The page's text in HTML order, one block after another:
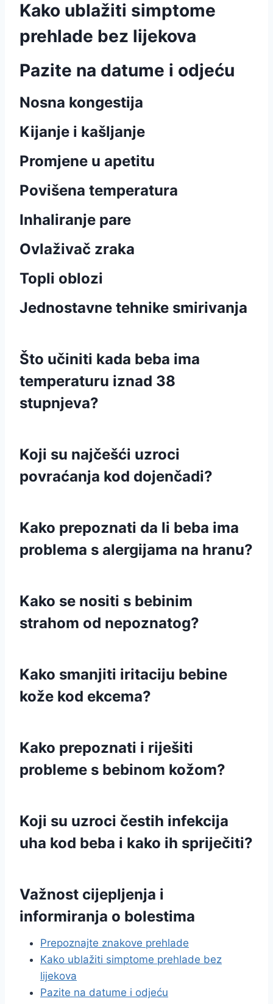
Kako ublažiti simptome
prehlade bez lijekova
Pazite na datume i odjeću
Nosna kongestija
Kijanje i kašljanje
Promjene u apetitu
Povišena temperatura
Inhaliranje pare
Ovlaživač zraka
Topli oblozi
Jednostavne tehnike smirivanja
Što učiniti kada beba ima
temperaturu iznad 38
stupnjeva?
Koji su najčešći uzroci
povraćanja kod dojenčadi?
Kako prepoznati da li beba ima
problema s alergijama na hranu?
Kako se nositi s bebinim
strahom od nepoznatog?
Kako smanjiti iritaciju bebine
kože kod ekcema?
Kako prepoznati i riješiti
probleme s bebinom kožom?
Koji su uzroci čestih infekcija
uha kod beba i kako ih spriječiti?
Važnost cijepljenja i
informiranja o bolestima
Prepoznajte znakove prehlade
Kako ublažiti simptome prehlade bez
lijekova
Pazite na datume i odjeću